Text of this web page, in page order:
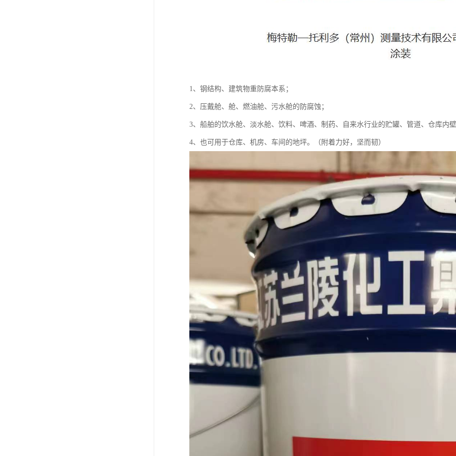
1、钢结构、建筑物重防腐本系；
2、压戴舱、舱、燃油舱、污水舱的防腐蚀；
3、船舶的饮水舱、淡水舱、饮料、啤酒、制药、自来水行业的贮罐、管道、仓库内
4、也可用于仓库、机房、车间的地坪。（附着力好，坚而韧）